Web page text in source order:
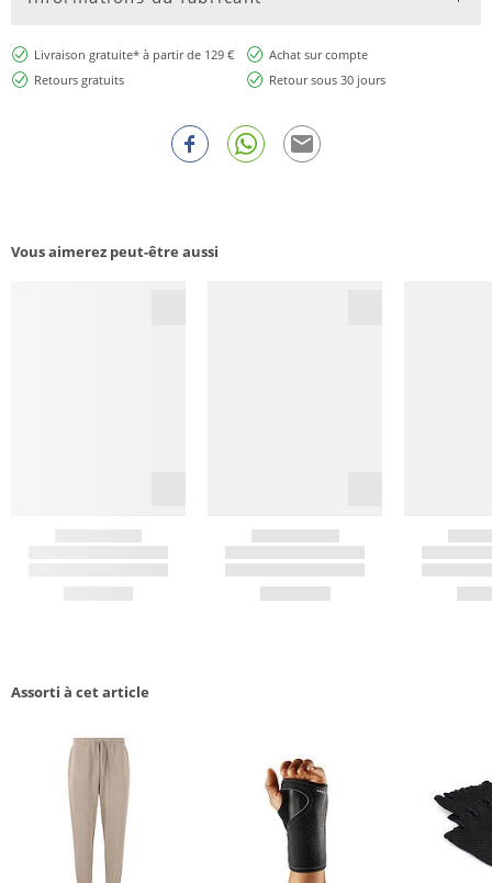
Livraison gratuite* à partir de 129 €
Achat sur compte
Retours gratuits
Retour sous 30 jours
Vous aimerez peut-être aussi
Assorti à cet article